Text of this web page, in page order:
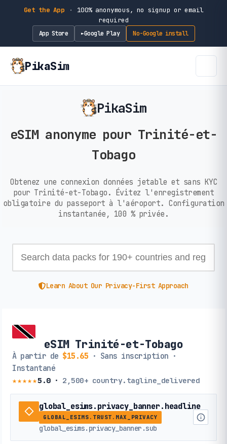
Get the App ·
100% anonymous, no signup or email
required
App Store ►Google Play No-Google install
PikaSim
PikaSim
eSIM anonyme pour Trinité-et-
Tobago
Obtenez une connexion données jetable et sans KYC
pour Trinité-et-Tobago. Évitez l'enregistrement
obligatoire du passeport à l'aéroport. Configuration
instantanée, 100 % privée.
Learn About Our Privacy-First Approach
eSIM Trinité-et-Tobago
À partir de $15.65 · Sans inscription ·
Instantané
★★★★★5.0· 2,500+ country.tagline_delivered
global_esims.privacy_banner.headline
GLOBAL_ESIMS.TRUST.MAX_PRIVACY
global_esims.privacy_banner.sub